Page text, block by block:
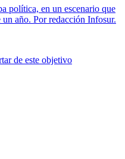
política, en un escenario que
año. Por redacción Infosur.
de este objetivo